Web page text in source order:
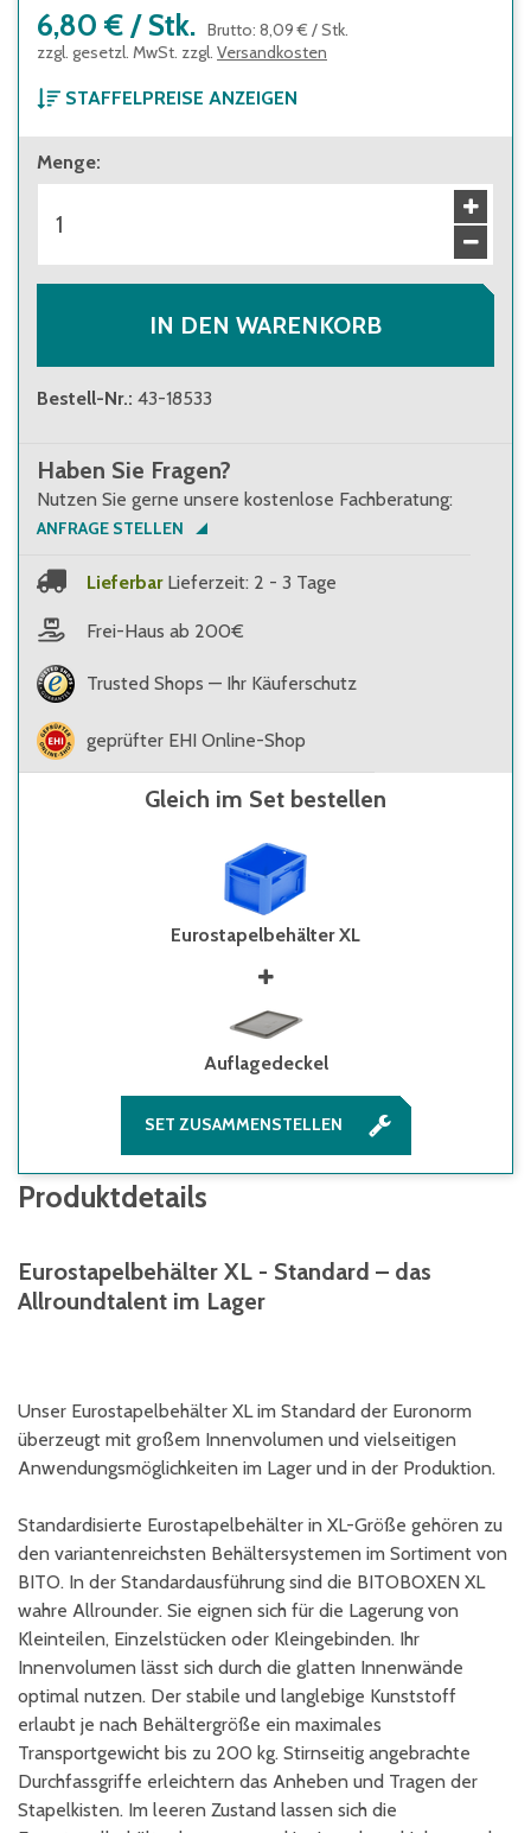
6,80 € / Stk. Brutto: 8,09 € /Stk.
zzgl. gesetzl. MwSt. zzgl. Versandkosten
STAFFELPREISE ANZEIGEN
ab 1 Stück
6,80 €
ab 384 Stück
6,00 €
Menge:
IN DEN WARENKORB
Bestell-Nr.: 43-18533
Haben Sie Fragen?
Nutzen Sie gerne unsere kostenlose Fachberatung:
ANFRAGE STELLEN
Lieferbar Lieferzeit: 2 - 3 Tage
Frei-Haus ab 200€
Trusted Shops — Ihr Käuferschutz
geprüfter EHI Online-Shop
Gleich im Set bestellen
Eurostapelbehälter XL
Auflagedeckel
SET ZUSAMMENSTELLEN
Produktdetails
Eurostapelbehälter XL - Standard – das
Allroundtalent im Lager
Unser Eurostapelbehälter XL im Standard der Euronorm
überzeugt mit großem Innenvolumen und vielseitigen
Anwendungsmöglichkeiten im Lager und in der Produktion.
Standardisierte Eurostapelbehälter in XL-Größe gehören zu
den variantenreichsten Behältersystemen im Sortiment von
BITO. In der Standardausführung sind die BITOBOXEN XL
wahre Allrounder. Sie eignen sich für die Lagerung von
Kleinteilen, Einzelstücken oder Kleingebinden. Ihr
Innenvolumen lässt sich durch die glatten Innenwände
optimal nutzen. Der stabile und langlebige Kunststoff
erlaubt je nach Behältergröße ein maximales
Transportgewicht bis zu 200 kg. Stirnseitig angebrachte
Durchfassgriffe erleichtern das Anheben und Tragen der
Stapelkisten. Im leeren Zustand lassen sich die